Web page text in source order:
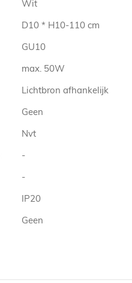
Wit
D10 * H10-110 cm
GU10
max. 50W
Lichtbron afhankelijk
Geen
Nvt
-
-
IP20
Geen